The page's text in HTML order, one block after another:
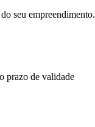
seu empreendimento.